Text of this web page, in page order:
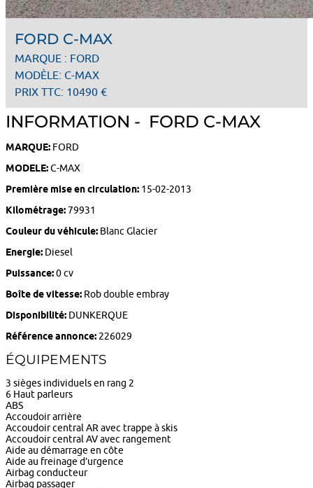
FORD C-MAX
MARQUE : FORD
MODÈLE: C-MAX
PRIX TTC: 10490 €
INFORMATION - FORD C-MAX
MARQUE: FORD
MODELE:C-MAX
Première mise en circulation: 15-02-2013
Kilométrage:79931
Couleur du véhicule: Blanc Glacier
Energie: Diesel
Puissance:0 cv
Boîte de vitesse: Rob double embray
Disponibilité: DUNKERQUE
Référence annonce: 226029
ÉQUIPEMENTS
3 sièges individuels en rang 2
6 Haut parleurs
ABS
Accoudoir arrière
Accoudoir central AR avec trappe à skis
Accoudoir central AV avec rangement
Aide au démarrage en côte
Aide au freinage d’urgence
Airbag conducteur
Airbag passager